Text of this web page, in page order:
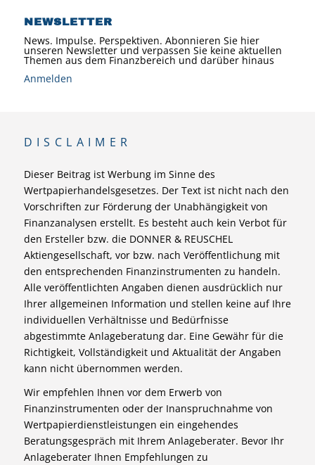
NEWSLETTER
News. Impulse. Perspektiven. Abonnieren Sie hier
unseren Newsletter und verpassen Sie keine aktuellen
Themen aus dem Finanzbereich und darüber hinaus
Anmelden
DISCLAIMER
Dieser Beitrag ist Werbung im Sinne des
Wertpapierhandelsgesetzes. Der Text ist nicht nach den
Vorschriften zur Förderung der Unabhängigkeit von
Finanzanalysen erstellt. Es besteht auch kein Verbot für
den Ersteller bzw. die DONNER & REUSCHEL
Aktiengesellschaft, vor bzw. nach Veröffentlichung mit
den entsprechenden Finanzinstrumenten zu handeln.
Alle veröffentlichten Angaben dienen ausdrücklich nur
Ihrer allgemeinen Information und stellen keine auf Ihre
individuellen Verhältnisse und Bedürfnisse
abgestimmte Anlageberatung dar. Eine Gewähr für die
Richtigkeit, Vollständigkeit und Aktualität der Angaben
kann nicht übernommen werden.
Wir empfehlen Ihnen vor dem Erwerb von
Finanzinstrumenten oder der Inanspruchnahme von
Wertpapierdienstleistungen ein eingehendes
Beratungsgespräch mit Ihrem Anlageberater. Bevor Ihr
Anlageberater Ihnen Empfehlungen zu